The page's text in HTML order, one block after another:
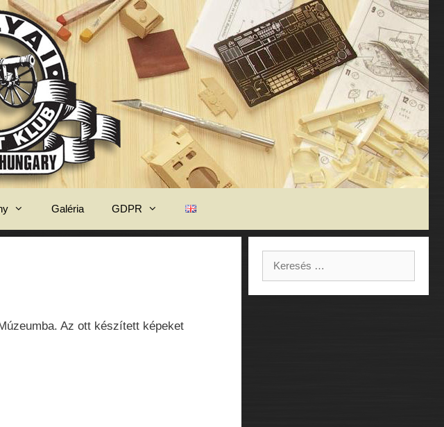
Galéria GDPR
Az ott készített képeket